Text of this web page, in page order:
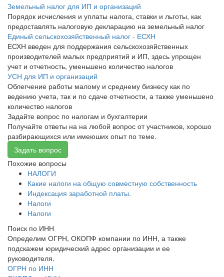
Земельный налог для ИП и организаций
Порядок исчисления и уплаты налога, ставки и льготы, как
предоставлять налоговую декларацию на земельный налог
Единый сельскохозяйственный налог - ЕСХН
ЕСХН введен для поддержания сельскохозяйственных
производителей малых предприятий и ИП, здесь упрощен
учет и отчетность, уменьшено количество налогов
УСН для ИП и организаций
Облегчение работы малому и среднему бизнесу как по
ведению учета, так и по сдаче отчетности, а также уменьшено
количество налогов
Задайте вопрос по налогам и бухгалтерии
Получайте ответы на на любой вопрос от участников, хорошо
разбирающихся или имеюших опыт по теме.
Задать вопрос
Похожие вопросы
НАЛОГИ
Какие налоги на общую совместную собственность
Индексация заработной платы.
Налоги
Налоги
Поиск по ИНН
Определим ОГРН, ОКОПФ компании по ИНН, а также
подскажем юридический адрес организации и ее
руководителя.
ОГРН по ИНН